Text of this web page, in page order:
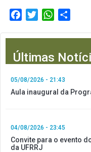
FacebookTwitterWhatsApp
Últimas
05/08/2026 - 21:43
Aula inaugural da
04/08/2026 - 23:45
Convite para o evento
da UFRRJ